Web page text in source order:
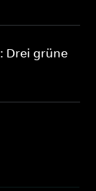
Drei grüne